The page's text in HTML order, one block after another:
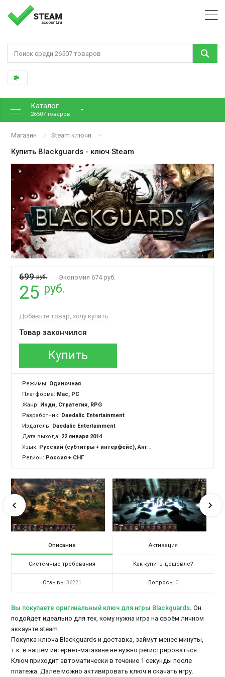
Каталог
26507 товаров
Магазин Steam ключи
Купить Blackguards - ключ Steam
699руб. Экономия 674 руб.
25 руб.
Добавьте товар, хочу купить
Товар закончился
Купить
Режимы: Одиночная
Платформа: Mac, PC
Жанр: Инди, Стратегия, RPG
Разработчик: Daedalic Entertainment
Издатель: Daedalic Entertainment
Дата выхода: 22 января 2014
Язык: Русский (субтитры + интерфейс), Английский (озвучка + субтитры + интерфейс)
Регион: Россия + СНГ
Описание Активация
Системные требования Как купить дешевле?
Отзывы 36221 Вопросы 0
Вы покупаете оригинальный ключ для игры Blackguards. Он
подойдет идеально для тех, кому нужна игра на своём личном
аккаунте steam.
Покупка ключа Blackguards и доставка, займут менее минуты,
т.к. в нашем интернет-магазине не нужно регистрироваться.
Ключ приходит автоматически в течение 1 секунды после
платежа. Далее можно активировать ключ и скачать игру.